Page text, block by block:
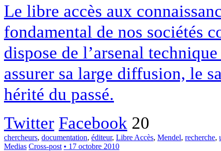
Le libre accès aux
fondamental de nos sociétés
dispose de l’arsenal
assurer sa large diffusion, le
hérité du passé.
Twitter Facebook 20
chercheurs, documentation, éditeur, Libre Accès, Mendel, recherche,
Medias Cross-post • 17 octobre 2010